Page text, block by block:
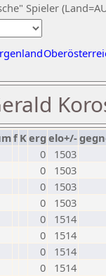
Spieler
f Kerg elo+/-
0
1503
0
1503
0
1503
0
1503
0
1514
0
1514
0
1514
0
1514